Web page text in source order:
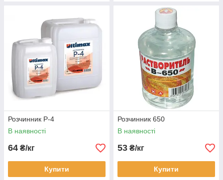
Розчинник Р-4
В наявності
64 ₴/кг
Купити
Розчинник 650
В наявності
53 ₴/кг
Купити